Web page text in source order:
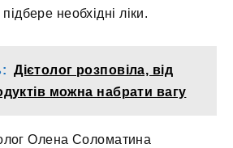
необхідні ліки.
Дієтолог розповіла, від
можна набрати вагу
Олена Соломатина